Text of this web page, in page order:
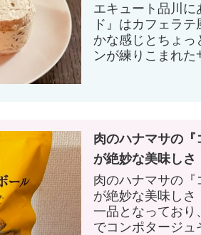
エキュート品川に
ド』はカフェラ
かな感じとちょ
ンが練りこまれ
肉のハナマサの
が絶妙な美味しさ
肉のハナマサの『
が絶妙な美味しさ
一品となっており
でコンポタージュ